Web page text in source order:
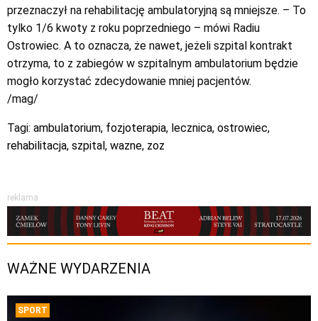
przeznaczył na rehabilitację ambulatoryjną są mniejsze. – To
tylko 1/6 kwoty z roku poprzedniego – mówi Radiu
Ostrowiec. A to oznacza, że nawet, jeżeli szpital kontrakt
otrzyma, to z zabiegów w szpitalnym ambulatorium będzie
mogło korzystać zdecydowanie mniej pacjentów.
/mag/
Tagi: ambulatorium, fozjoterapia, lecznica, ostrowiec,
rehabilitacja, szpital, wazne, zoz
reklama
WAŻNE WYDARZENIA
SPORT